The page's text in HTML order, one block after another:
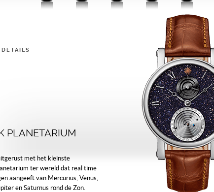
PLANETARIUM
met het kleinste
ter wereld dat real time
aangeeft van Mercurius, Venus,
en Saturnus rond de Zon.